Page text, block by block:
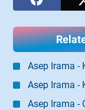
Asep Irama -
Asep Irama -
Asep Irama -